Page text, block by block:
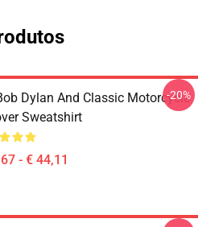
Dylan And Classic Motorcycle
Sweatshirt
- € 44,11
-20%